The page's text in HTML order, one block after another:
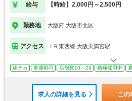
給与 【時給】2,000円～2,500円
勤務地 大阪府 大阪市北区
アクセス ＪＲ東西線 大阪天満宮駅
駅チカ 車通勤可 店舗数10～29 積極採用中
求人の詳細を見る この